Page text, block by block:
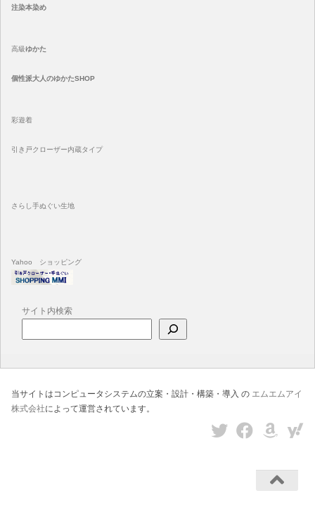
注染本染め
高級ゆかた
個性派大人のゆかたSHOP
彩遊着
引き戸クローザー内蔵タイプ
さらし手ぬぐい生地
Yahoo ショッピング
サイト内検索
当サイトはコンピュータシステムの立案・設計・構築・導入 の エムエムアイ
株式会社によって運営されています。